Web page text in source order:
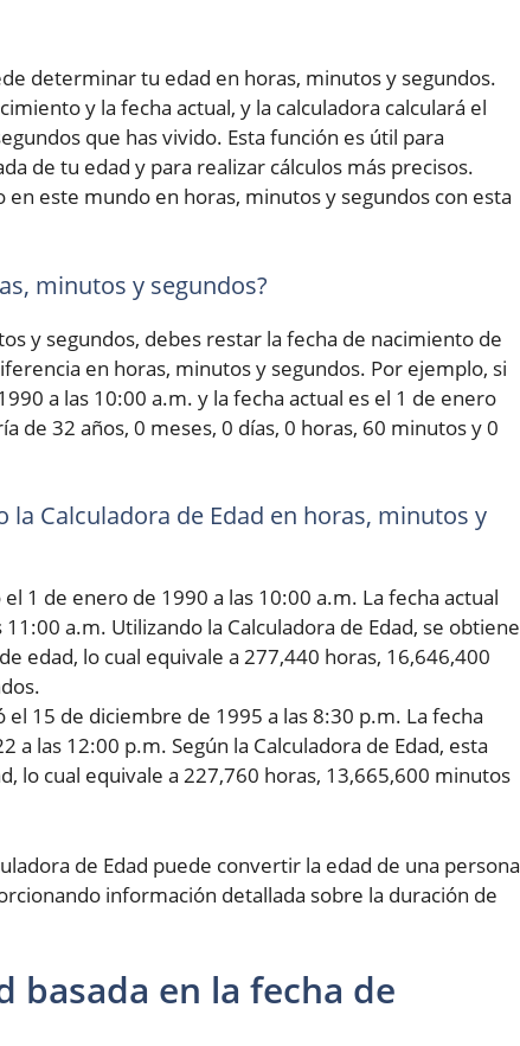
determinar tu edad en horas, minutos y segundos.
y la fecha actual, y la calculadora calculará el
que has vivido. Esta función es útil para
de tu edad y para realizar cálculos más precisos.
en este mundo en horas, minutos y segundos con esta
minutos y segundos?
y segundos, debes restar la fecha de nacimiento de
en horas, minutos y segundos. Por ejemplo, si
a las 10:00 a.m. y la fecha actual es el 1 de enero
de 32 años, 0 meses, 0 días, 0 horas, 60 minutos y 0
la Calculadora de Edad en horas, minutos y
1 de enero de 1990 a las 10:00 a.m. La fecha actual
a.m. Utilizando la Calculadora de Edad, se obtiene
edad, lo cual equivale a 277,440 horas, 16,646,400
el 15 de diciembre de 1995 a las 8:30 p.m. La fecha
a las 12:00 p.m. Según la Calculadora de Edad, esta
lo cual equivale a 227,760 horas, 13,665,600 minutos
de Edad puede convertir la edad de una persona
información detallada sobre la duración de
basada en la fecha de